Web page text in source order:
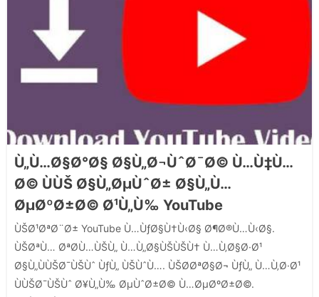
Ù„Ù…Ø§Ø°Ø§ Ø§Ù„Ø¬ÙˆØ¯Ø© Ù…Ù‡Ù…
Ø© ÙÙŠ Ø§Ù„ØµÙˆØ± Ø§Ù„Ù…
ØµØºØ±Ø© Ø¹Ù„Ù‰ YouTube
ÙŠØ¹ØªØ¨Ø± YouTube Ù…ÙƒØ§Ù†Ù‹Ø§ Ø¶Ø®Ù…Ù‹Ø§.
ÙŠØªÙ… ØªØ­Ù…ÙŠÙ„ Ù…Ù„Ø§ÙŠÙŠÙ† Ù…Ù‚Ø§Ø·Ø¹
Ø§Ù„ÙÙŠØ¯ÙŠÙˆ ÙƒÙ„ ÙŠÙˆÙ…. ÙŠØ­ØªØ§Ø¬ ÙƒÙ„ Ù…Ù‚Ø·Ø¹
ÙÙŠØ¯ÙŠÙˆ Ø¥Ù„Ù‰ ØµÙˆØ±Ø© Ù…ØµØºØ±Ø©.